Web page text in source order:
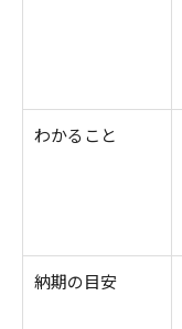
わかること
納期の目安